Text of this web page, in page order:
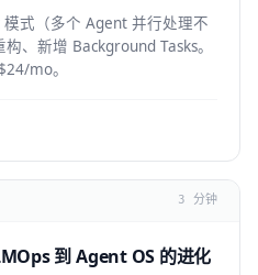
式（多个 Agent 并行处理不
、新增 Background Tasks。
mo。
3 分钟
到 Agent OS 的进化